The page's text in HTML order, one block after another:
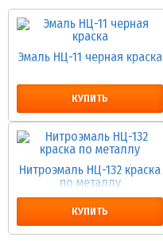
Эмаль НЦ-11 черная краска
КУПИТЬ
Нитроэмаль НЦ-132 краска
по металлу
КУПИТЬ